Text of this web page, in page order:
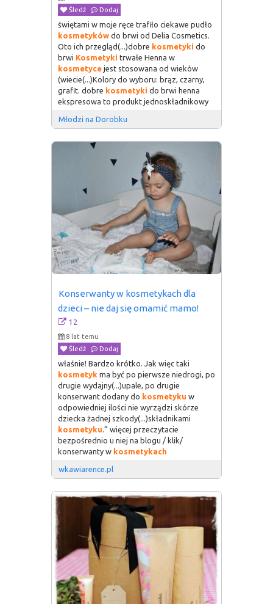
Śledź
Dodaj
świętami w moje ręce trafiło ciekawe pudło
kosmetyków do brwi od Delia Cosmetics.
Oto ich przegląd(...)dobre kosmetyki do
brwi Kosmetyki trwałe Henna w
kosmetyce jest stosowana od wieków
(wiecie(...)Kolory do wyboru: brąz, czarny,
grafit. dobre kosmetyki do brwi henna
ekspresowa to produkt jednoskładnikowy
Młodzi na Dorobku
Konserwanty w kosmetykach dla
dzieci – nie daj się omamić mamo!
12
8 lat temu
Śledź
Dodaj
właśnie! Bardzo krótko. Jak więc taki
kosmetyk ma być po pierwsze niedrogi, po
drugie wydajny(...)upale, po drugie
konserwant dodany do kosmetyku w
odpowiedniej ilości nie wyrządzi skórze
dziecka żadnej szkody(...)składnikami
kosmetyku .” więcej przeczytacie
bezpośrednio u niej na blogu / klik/
konserwanty w kosmetykach
wkawiarence.pl